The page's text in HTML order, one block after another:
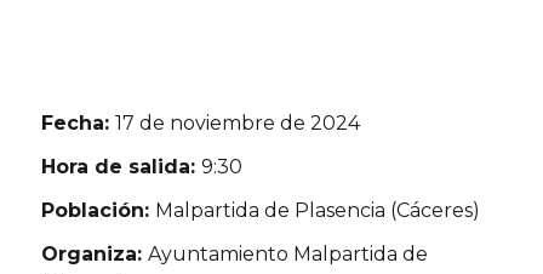
Fecha:17 de noviembre de 2024
Hora de salida:9:30
Población: Malpartida de Plasencia (Cáceres)
Organiza:Ayuntamiento Malpartida de